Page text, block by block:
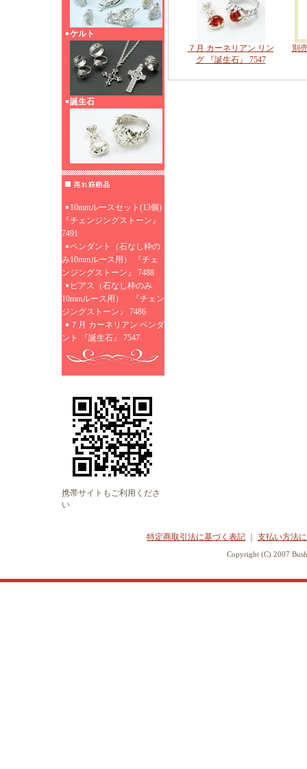
ケルト
誕生石
10mmルースセット(13個)
『チェンジングストーン』
7491
ペンダント（石なし枠の
み10mmルース用） 『チェ
ンジングストーン』 7488
ピアス（石なし枠のみ
10mmルース用） 『チェン
ジングストーン』 7486
７月 カーネリアン ペンダ
ント 『誕生石』 7547
携帯サイトもご利用くださ
い
７月 カーネリアン リン
グ 『誕生石』 7547
別
特定商取引法に基づく表記 支払い方法
Copyright (C) 2007